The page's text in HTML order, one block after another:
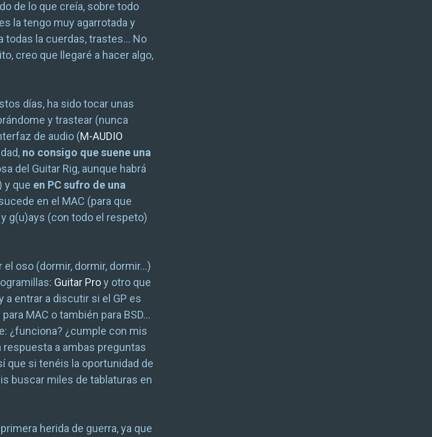
de lo que creía, sobre todo
la tengo muy agarrotada y
todas la cuerdas, trastes… No
creo que llegaré a hacer algo,
días, ha sido tocar unas
y trastear (nunca
de audio (M-AUDIO
no consigo que suene una
del Guitar Rig, aunque habrá
y que en PC sufro de una
en el MAC (para que
g(u)ays (con todo el respeto)
el oso (dormir, dormir, dormir…)
Guitar Proy otro que
a entrar a discutir si el GP es
MAC o también para BSD…
¿funciona? ¿cumple con mis
a ambas preguntas
que si tenéis la oportunidad de
buscar miles de tablaturas en
herida de guerra, ya que